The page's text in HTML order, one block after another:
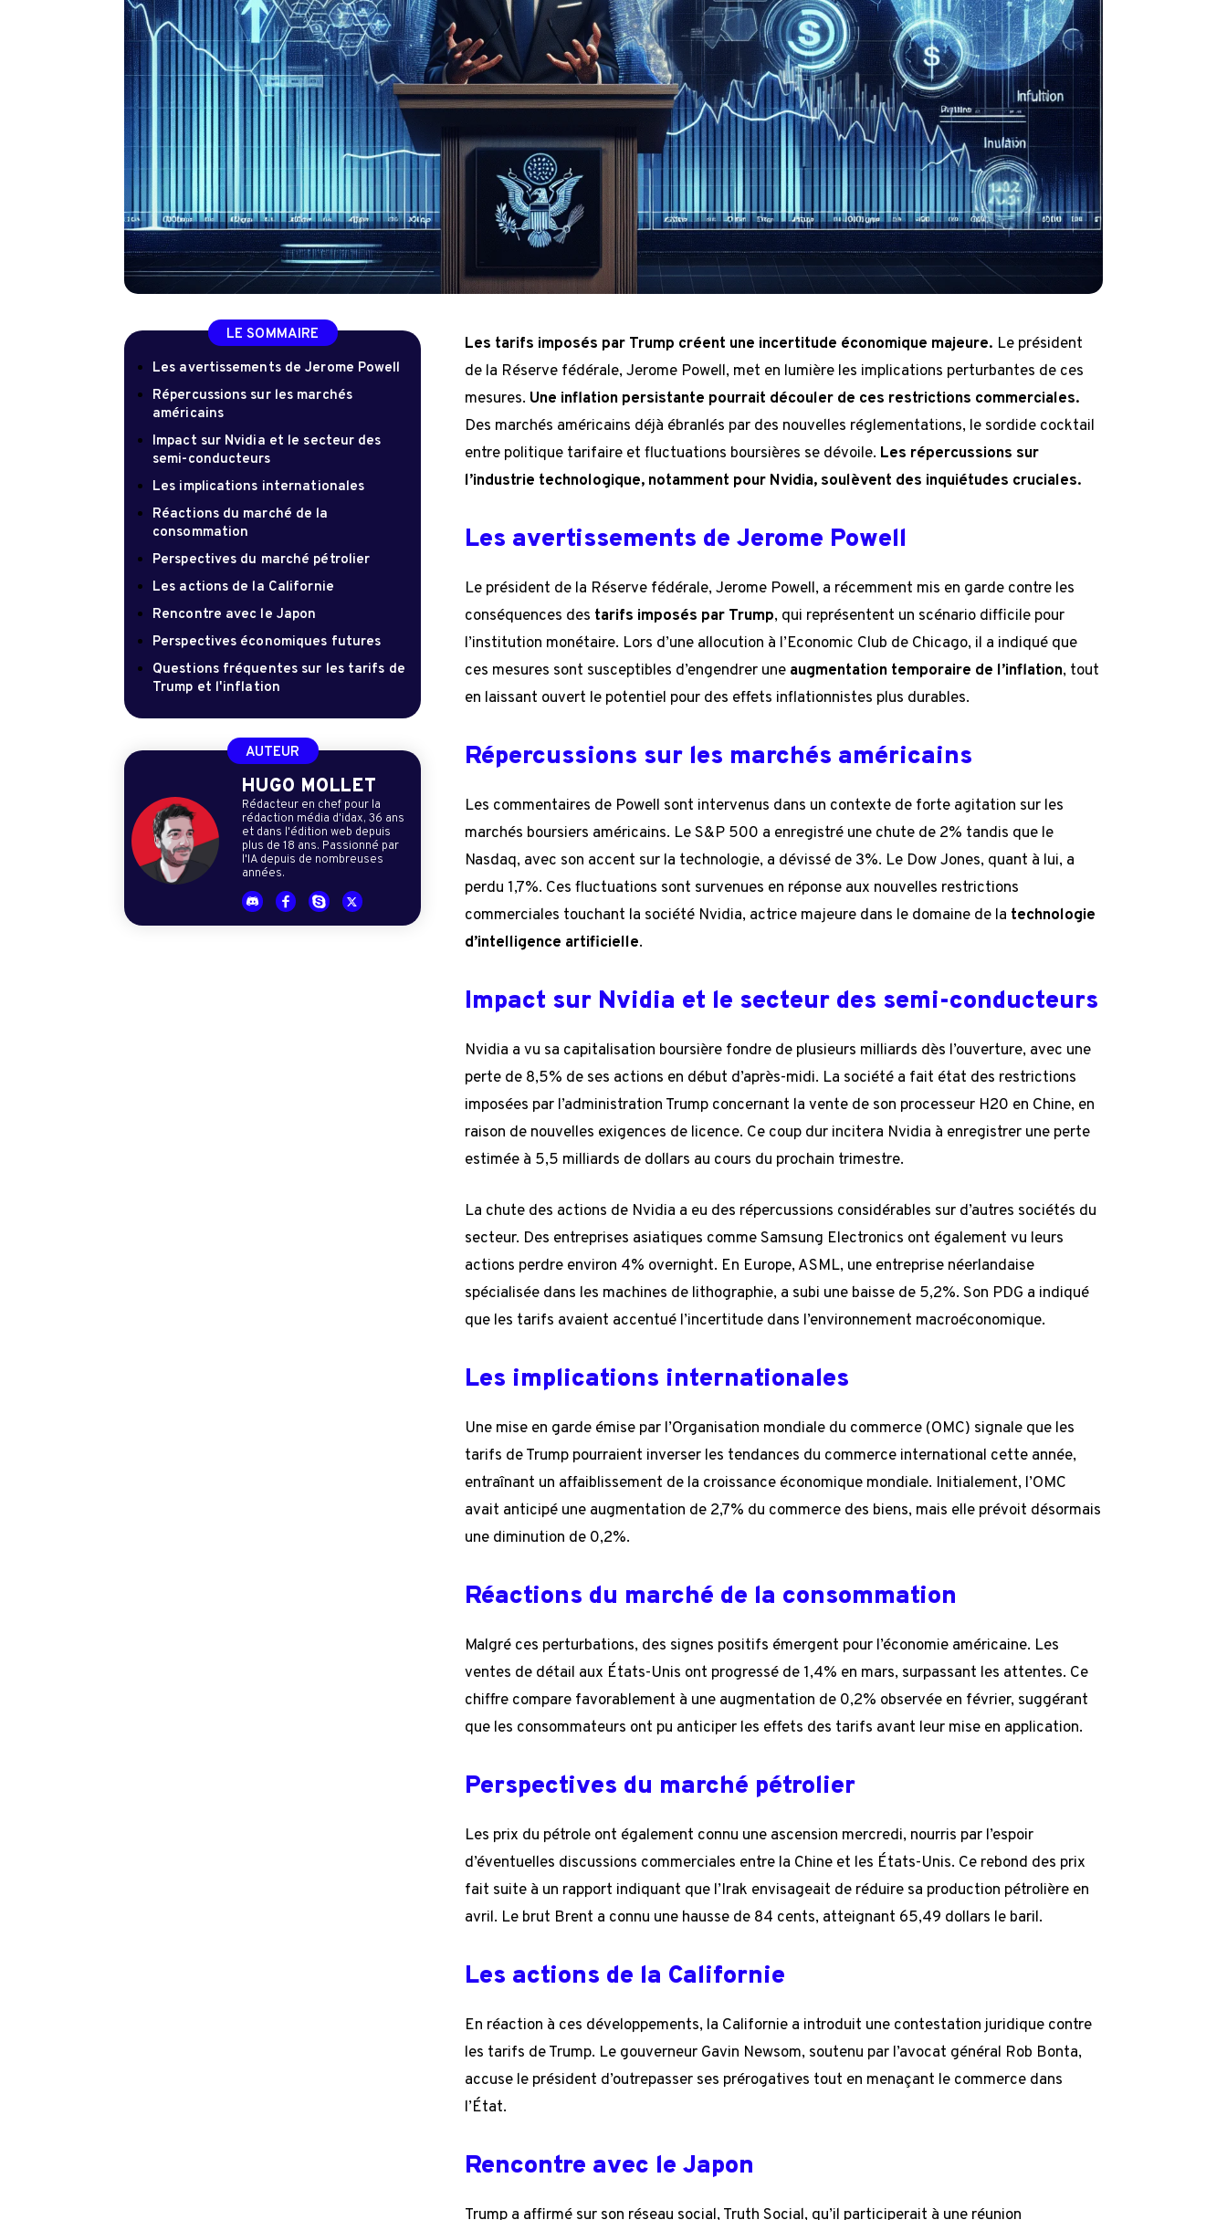
LE SOMMAIRE
Les avertissements de Jerome Powell
Répercussions sur les marchés
américains
Impact sur Nvidia et le secteur des
semi-conducteurs
Les implications internationales
Réactions du marché de la
consommation
Perspectives du marché pétrolier
Les actions de la Californie
Rencontre avec le Japon
Perspectives économiques futures
Questions fréquentes sur les tarifs de
Trump et l'inflation
AUTEUR
HUGO MOLLET
Rédacteur en chef pour la
rédaction média d'idax, 36 ans
et dans l'édition web depuis
plus de 18 ans. Passionné par
l'IA depuis de nombreuses
années.
Les tarifs imposés par Trump créent une incertitude économique majeure. Le président
de la Réserve fédérale, Jerome Powell, met en lumière les implications perturbantes de ces
mesures. Une inflation persistante pourrait découler de ces restrictions commerciales.
Des marchés américains déjà ébranlés par des nouvelles réglementations, le sordide cocktail
entre politique tarifaire et fluctuations boursières se dévoile. Les répercussions sur
l’industrie technologique, notamment pour Nvidia, soulèvent des inquiétudes cruciales.
Les avertissements de Jerome Powell
Le président de la Réserve fédérale, Jerome Powell, a récemment mis en garde contre les
conséquences des tarifs imposés par Trump, qui représentent un scénario difficile pour
l’institution monétaire. Lors d’une allocution à l’Economic Club de Chicago, il a indiqué que
ces mesures sont susceptibles d’engendrer une augmentation temporaire de l’inflation, tout
en laissant ouvert le potentiel pour des effets inflationnistes plus durables.
Répercussions sur les marchés américains
Les commentaires de Powell sont intervenus dans un contexte de forte agitation sur les
marchés boursiers américains. Le S&P 500 a enregistré une chute de 2% tandis que le
Nasdaq, avec son accent sur la technologie, a dévissé de 3%. Le Dow Jones, quant à lui, a
perdu 1,7%. Ces fluctuations sont survenues en réponse aux nouvelles restrictions
commerciales touchant la société Nvidia, actrice majeure dans le domaine de la technologie
d’intelligence artificielle.
Impact sur Nvidia et le secteur des semi-conducteurs
Nvidia a vu sa capitalisation boursière fondre de plusieurs milliards dès l’ouverture, avec une
perte de 8,5% de ses actions en début d’après-midi. La société a fait état des restrictions
imposées par l’administration Trump concernant la vente de son processeur H20 en Chine, en
raison de nouvelles exigences de licence. Ce coup dur incitera Nvidia à enregistrer une perte
estimée à 5,5 milliards de dollars au cours du prochain trimestre.
La chute des actions de Nvidia a eu des répercussions considérables sur d’autres sociétés du
secteur. Des entreprises asiatiques comme Samsung Electronics ont également vu leurs
actions perdre environ 4% overnight. En Europe, ASML, une entreprise néerlandaise
spécialisée dans les machines de lithographie, a subi une baisse de 5,2%. Son PDG a indiqué
que les tarifs avaient accentué l’incertitude dans l’environnement macroéconomique.
Les implications internationales
Une mise en garde émise par l’Organisation mondiale du commerce (OMC) signale que les
tarifs de Trump pourraient inverser les tendances du commerce international cette année,
entraînant un affaiblissement de la croissance économique mondiale. Initialement, l’OMC
avait anticipé une augmentation de 2,7% du commerce des biens, mais elle prévoit désormais
une diminution de 0,2%.
Réactions du marché de la consommation
Malgré ces perturbations, des signes positifs émergent pour l’économie américaine. Les
ventes de détail aux États-Unis ont progressé de 1,4% en mars, surpassant les attentes. Ce
chiffre compare favorablement à une augmentation de 0,2% observée en février, suggérant
que les consommateurs ont pu anticiper les effets des tarifs avant leur mise en application.
Perspectives du marché pétrolier
Les prix du pétrole ont également connu une ascension mercredi, nourris par l’espoir
d’éventuelles discussions commerciales entre la Chine et les États-Unis. Ce rebond des prix
fait suite à un rapport indiquant que l’Irak envisageait de réduire sa production pétrolière en
avril. Le brut Brent a connu une hausse de 84 cents, atteignant 65,49 dollars le baril.
Les actions de la Californie
En réaction à ces développements, la Californie a introduit une contestation juridique contre
les tarifs de Trump. Le gouverneur Gavin Newsom, soutenu par l’avocat général Rob Bonta,
accuse le président d’outrepasser ses prérogatives tout en menaçant le commerce dans
l’État.
Rencontre avec le Japon
Trump a affirmé sur son réseau social, Truth Social, qu’il participerait à une réunion